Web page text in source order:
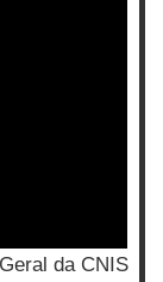
da CNIS